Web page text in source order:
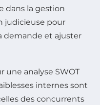
dans la gestion
judicieuse pour
demande et ajuster
une analyse SWOT
internes sont
des concurrents